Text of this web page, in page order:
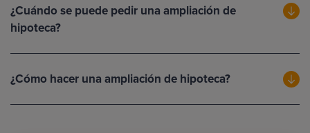
¿Cuándo se puede pedir una ampliación de
hipoteca?
¿Cómo hacer una ampliación de hipoteca?